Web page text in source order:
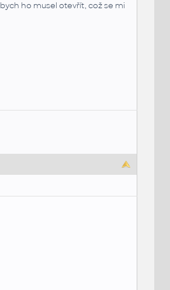
ho musel otevřít, což se mi